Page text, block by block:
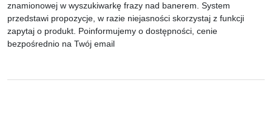
znamionowej w wyszukiwarkę frazy nad banerem. System
przedstawi propozycje, w razie niejasności skorzystaj z funkcji
zapytaj o produkt. Poinformujemy o dostępności, cenie
bezpośrednio na Twój email